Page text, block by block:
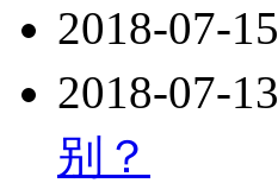
2018-07-15
2018-07-13
别？